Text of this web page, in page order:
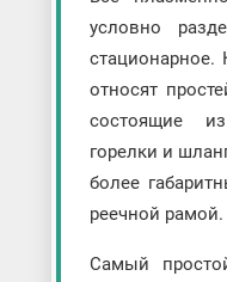
условно
относят
состоящие
горелки и
более
реечной рамой.
Самый